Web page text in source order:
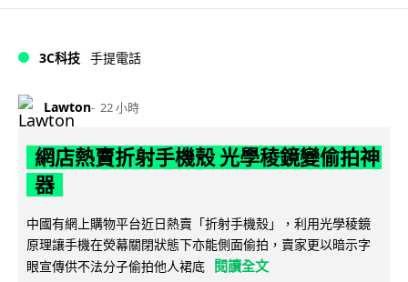
3C科技 手提電話
Lawton 22 小時
網店熱賣折射手機殼 光學稜鏡變偷拍神
器
中國有網上購物平台近日熱賣「折射手機殼」，利用光學稜鏡
原理讓手機在熒幕關閉狀態下亦能側面偷拍，賣家更以暗示字
眼宣傳供不法分子偷拍他人裙底 閱讀全文